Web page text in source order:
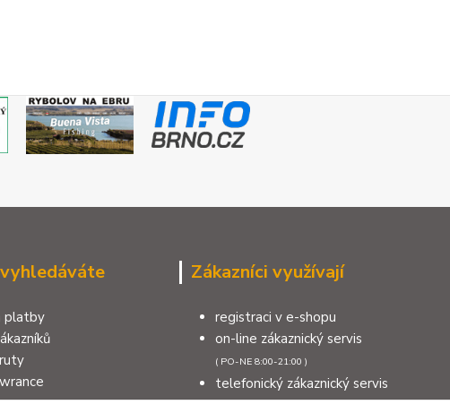
platby
sumce
Zákazníci využívají
registraci v e-shopu
on-line zákaznický servis
( PO-NE 8:00-21:00 )
telefonický zákaznický servis